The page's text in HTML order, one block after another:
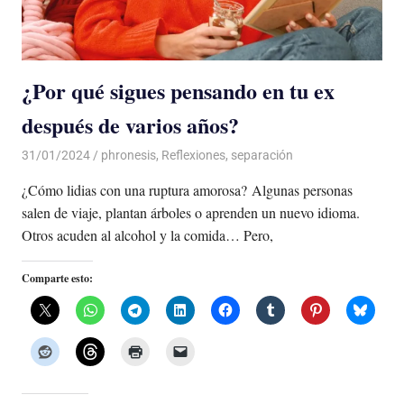
¿Por qué sigues pensando en tu ex
después de varios años?
31/01/2024 De todo un Poco
phronesis, Reflexiones, separación
¿Cómo lidias con una ruptura amorosa? Algunas personas
salen de viaje, plantan árboles o aprenden un nuevo idioma.
Otros acuden al alcohol y la comida… Pero,
Comparte esto: